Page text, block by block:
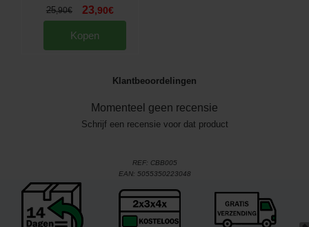
25,90€ 23,90€
Kopen
Klantbeoordelingen
Momenteel geen recensie
Schrijf een recensie voor dat product
REF: CBB005
EAN: 5055350223048